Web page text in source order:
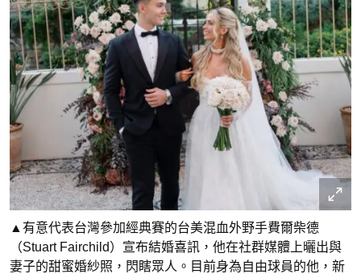
▲有意代表台灣參加經典賽的台美混血外野手費爾柴德
（Stuart Fairchild）宣布結婚喜訊，他在社群媒體上曬出與
妻子的甜蜜婚紗照，閃瞎眾人。目前身為自由球員的他，新